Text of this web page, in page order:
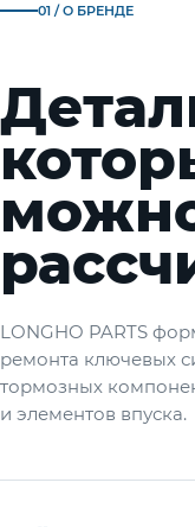
01 / О БРЕНДЕ
LONGHO PARTS
ремонта ключевых
тормозных
и элементов впуска.